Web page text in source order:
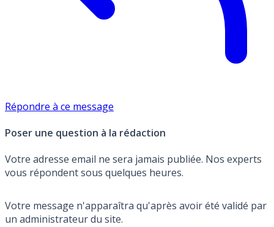
Répondre à ce message
Poser une question à la rédaction
Votre adresse email ne sera jamais publiée. Nos experts
vous répondent sous quelques heures.
Votre message n'apparaîtra qu'après avoir été validé par
un administrateur du site.